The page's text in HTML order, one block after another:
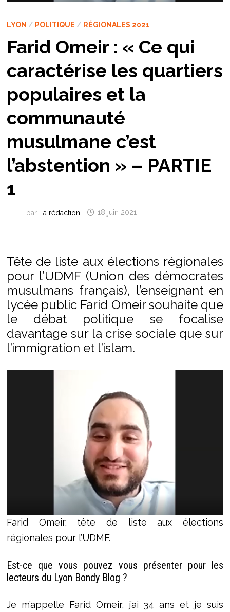
LYON / POLITIQUE / RÉGIONALES 2021
Farid Omeir : « Ce qui
caractérise les quartiers
populaires et la
communauté
musulmane c’est
l’abstention » – PARTIE
1
par La rédaction 18 juin 2021
Tête de liste aux élections régionales
pour l’UDMF (Union des démocrates
musulmans français), l’enseignant en
lycée public Farid Omeir souhaite que
le débat politique se focalise
davantage sur la crise sociale que sur
l’immigration et l’islam.
Farid Omeir, tête de liste aux élections
régionales pour l’UDMF.
Est-ce que vous pouvez vous présenter pour les
lecteurs du Lyon Bondy Blog ?
Je m’appelle Farid Omeir, j’ai 34 ans et je suis